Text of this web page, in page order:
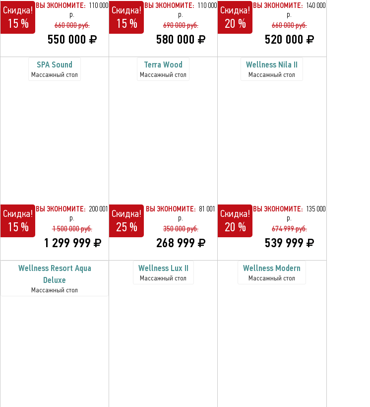
Скидка!
15 %
ВЫ ЭКОНОМИТЕ: 110 000
р.
660 000 руб.
550 000
Скидка!
15 %
ВЫ ЭКОНОМИТЕ: 110 000
р.
690 000 руб.
580 000
Скидка!
20 %
ВЫ ЭКОНОМИТЕ: 140 000
р.
660 000 руб.
520 000
SPA Sound
Массажный стол
Скидка!
15 %
ВЫ ЭКОНОМИТЕ: 200 001
р.
1 500 000 руб.
1 299 999
Terra Wood
Массажный стол
Скидка!
25 %
ВЫ ЭКОНОМИТЕ: 81 001
р.
350 000 руб.
268 999
Wellness Nila II
Массажный стол
Скидка!
20 %
ВЫ ЭКОНОМИТЕ: 135 000
р.
674 999 руб.
539 999
Wellness Resort Aqua
Deluxe
Массажный стол
Wellness Lux II
Массажный стол
Wellness Modern
Массажный стол